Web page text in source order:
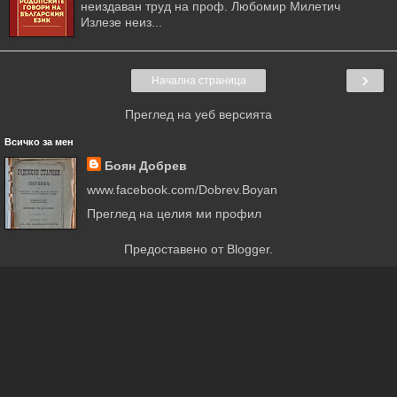
неиздаван труд на проф. Любомир Милетич
Излезе неиз...
›
Начална страница
Преглед на уеб версията
Всичко за мен
Боян Добрев
www.facebook.com/Dobrev.Boyan
Преглед на целия ми профил
Предоставено от Blogger.